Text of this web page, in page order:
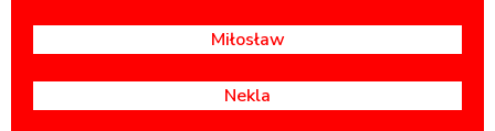
Miłosław
Nekla